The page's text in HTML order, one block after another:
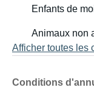
Enfants de
Animaux non
Afficher toutes les
Conditions